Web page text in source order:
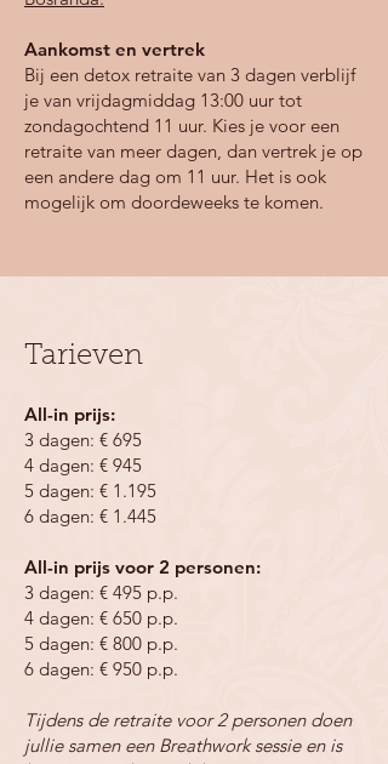
vreemde indringers zoals schimmels,
het tegen een verhoogde
darmpermeabiliteit (leaky gut),
voedselinolleranties en andere
darmklachten. Zink en N-acetyl-L-cysteïne
in combinatie met L-glutamine herstellen
gedeeltelijk de integriteit van de tight
junctions (darmwand) en verminderen
Niacine zorgt voor een verhoogde
voordelen voor je gezondheid.
Aankomst en vertrek
Bij een detox retraite van 3 dagen verblijf
je van vrijdagmiddag 13:00 uur tot
zondagochtend 11 uur. Kies je voor een
retraite van meer dagen, dan vertrek je op
een andere dag om 11 uur. Het is ook
mogelijk om doordeweeks te komen.
Tarieven
All-in prijs:
3 dagen: € 695
4 dagen: € 945
5 dagen: € 1.195
6 dagen: € 1.445
All-in prijs voor 2 personen:
3 dagen: € 495 p.p.
4 dagen: € 650 p.p.
5 dagen: € 800 p.p.
6 dagen: € 950 p.p.
Tijdens de retraite voor 2 personen doen
jullie samen een Breathwork sessie en is